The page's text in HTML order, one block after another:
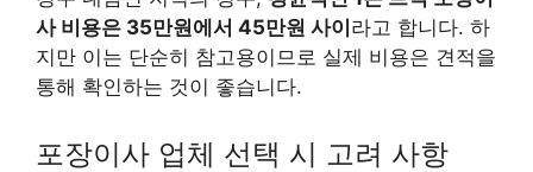
사 비용은 35만원에서 45만원 사이 라고 합니다. 하
지만 이는 단순히 참고용이므로 실제 비용은 견적을
통해 확인하는 것이 좋습니다.
포장이사 업체 선택 시 고려 사항